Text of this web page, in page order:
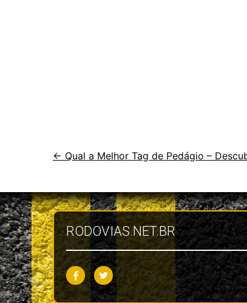
Veja
← Qual a Melhor Tag de Pedágio –
RODOVIAS.NET.BR